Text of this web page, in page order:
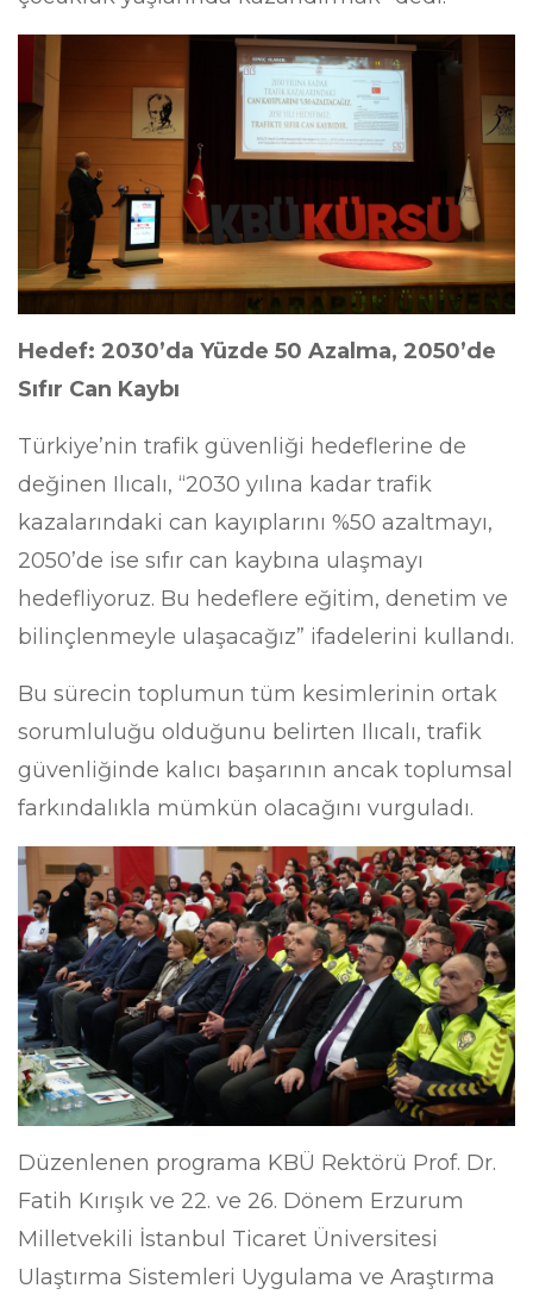
Hedef: 2030’da Yüzde 50 Azalma, 2050’de
Sıfır Can Kaybı
Türkiye’nin trafik güvenliği hedeflerine de
değinen Ilıcalı, “2030 yılına kadar trafik
kazalarındaki can kayıplarını %50 azaltmayı,
2050’de ise sıfır can kaybına ulaşmayı
hedefliyoruz. Bu hedeflere eğitim, denetim ve
bilinçlenmeyle ulaşacağız” ifadelerini kullandı.
Bu sürecin toplumun tüm kesimlerinin ortak
sorumluluğu olduğunu belirten Ilıcalı, trafik
güvenliğinde kalıcı başarının ancak toplumsal
farkındalıkla mümkün olacağını vurguladı.
Düzenlenen programa KBÜ Rektörü Prof. Dr.
Fatih Kırışık ve 22. ve 26. Dönem Erzurum
Milletvekili İstanbul Ticaret Üniversitesi
Ulaştırma Sistemleri Uygulama ve Araştırma